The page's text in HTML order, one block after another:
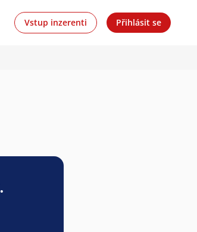
Vstup inzerenti Přihlásit se